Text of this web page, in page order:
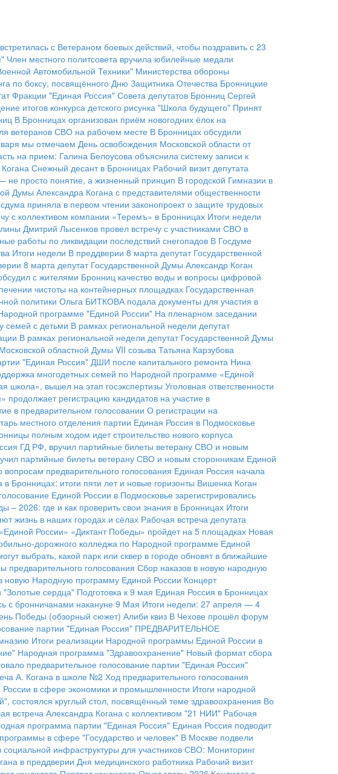
с Ветераном боевых действий, чтобы поздравить с 23
Член местного политсовета вручила юбилейные медали
Автомобильной Техники" Министерства обороны
по боксу, посвящённого Дню Защитника Отечества Бронницкие
Фракции "Единая Россия" Совета депутатов Бронниц Сергей
итогов конкурса детского рисунка "Школа будущего" Принят
В Бронницах организован приём новогодних ёлок на
ветеранов СВО на рабочем месте В Бронницах обсудили
мы отмечаем День освобождения Московской области от
на прием: Галина Белоусова объяснила систему записи к
Снежный десант в Бронницах Рабочий визит депутата
не просто понятие, а жизненный принцип В городской Гимназии в
Думы Александра Когана с представителями общественности
приняла в первом чтении законопроект о защите трудовых
с коллективом компании «Теремъ» в Бронницах Итоги недели
Дмитрий Лысенков провел встречу с участниками СВО в
работы по ликвидации последствий снегопадов В Госдуме
Итоги недели В преддверии 8 марта депутат Государственной
8 марта депутат Государственной Думы Александр Коган
с жителями Бронниц качество воды и вопросы цифровой
чистоты на контейнерных площадках Государственная
политики Ольга БИТКОВА подала документы для участия в
программе "Единой России" На пленарном заседании
семей с детьми В рамках региональной недели депутат
В рамках региональной недели депутат Государственной Думы
областной Думы VII созыва Татьяна Карзубова
"Единая Россия" ДШИ после капитального ремонта Нина
многодетных семей по Народной программе «Единой
школа», вышел на этап госэкспертизы Уголовная ответственности
продолжает регистрацию кандидатов на участие в
в предварительном голосовании О регистрации на
местного отделения партии Единая Россия в Подмосковье
полным ходом идет строительство нового корпуса
ГД РФ, вручил партийные билеты ветерану СВО и новым
партийные билеты ветерану СВО и новым сторонникам Единой
предварительного голосования Единая Россия начала
Бронницах: итоги пяти лет и новые горизонты Вишенка Коган
Единой России в Подмосковье зарегистрировались
– 2026: где и как проверить свои знания в Бронницах Итоги
жизнь в наших городах и сёлах Рабочая встреча депутата
России» «Диктант Победы» пройдет на 5 площадках Новая
дорожного колледжа по Народной программе Единой
выбрать, какой парк или сквер в городе обновят в ближайшие
предварительного голосования Сбор наказов в новую народную
новую Народную программу Единой России Концерт
"Золотые сердца" Подготовка к 9 мая Единая Россия в Бронницах
с бронничанами накануне 9 Мая Итоги недели: 27 апреля — 4
Победы (обзорный сюжет) Алиби квиз В Чехове прошёл форум
партии "Единая Россия" ПРЕДВАРИТЕЛЬНОЕ
Итоги реализации Народной программы Единой России в
Народная программа "Здравоохранение" Новый формат сбора
предварительное голосование партии "Единая Россия"
А. Когана в школе №2 Ход предварительного голосования
в сфере экономики и промышленности Итоги народной
состоялся круглый стол, посвящённый теме здравоохранения Во
встреча Александра Когана с коллективом "21 НИИ" Рабочая
программа партии "Единая Россия" Единая Россия подводит
в сфере "Государство и человек" В Москве подвели
социальной инфраструктуры для участников СВО: Мониторинг
в преддверии Дня медицинского работника Рабочий визит